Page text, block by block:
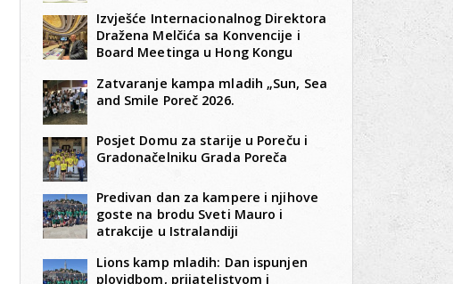
Izvješće Internacionalnog Direktora
Dražena Melčića sa Konvencije i
Board Meetinga u Hong Kongu
Zatvaranje kampa mladih „Sun, Sea
and Smile Poreč 2026.
Posjet Domu za starije u Poreču i
Gradonačelniku Grada Poreča
Predivan dan za kampere i njihove
goste na brodu Sveti Mauro i
atrakcije u Istralandiji
Lions kamp mladih: Dan ispunjen
plovidbom, prijateljstvom i